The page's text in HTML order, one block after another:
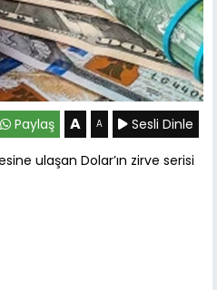
Paylaş A A
Sesli Dinle
ulaşan Dolar’ın zirve serisi